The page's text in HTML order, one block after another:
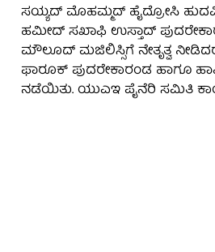
ಸಯ್ಯದ್ ಮೊಹಮ್ಮದ್ ಹೈದ್ರೋಸಿ
ಹಮೀದ್ ಸಖಾಫಿ ಉಸ್ತಾದ್
ಮೌಲೂದ್ ಮಜಿಲಿಸ್ಸಿಗೆ ನೇತೃತ್ವ
ಫಾರೂಕ್ ಪುದರೇಕಾರಂಡ ಹಾಗೂ
ನಡೆಯಿತು. ಯುಎಇ ಪೈನೆರಿ ಸಮಿತಿ